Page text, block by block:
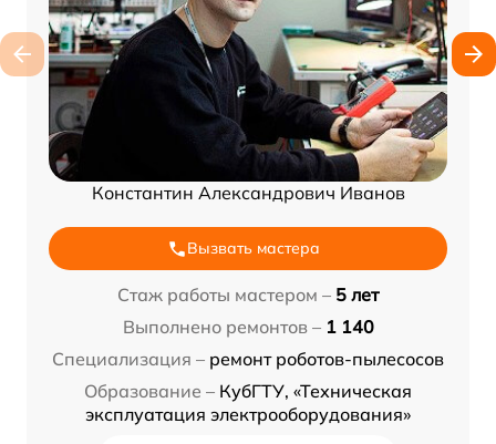
Константин Александрович Иванов
Вызвать мастера
Стаж работы мастером – 5 лет
Выполнено ремонтов – 1 140
Специализация – ремонт роботов-пылесосов
Образование – КубГТУ, «Техническая
эксплуатация электрооборудования»